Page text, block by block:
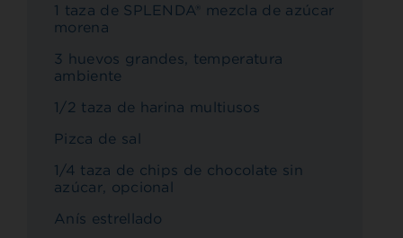
1 taza de SPLENDA® mezcla de azúcar
morena
3 huevos grandes, temperatura
ambiente
1/2 taza de harina multiusos
Pizca de sal
1/4 taza de chips de chocolate sin
azúcar, opcional
Anís estrellado